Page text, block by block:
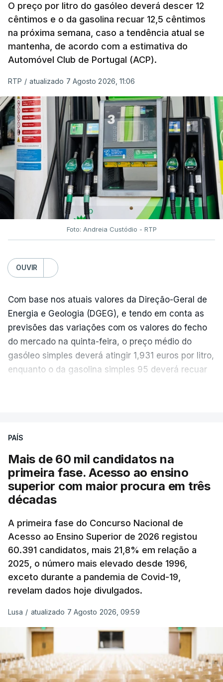
O preço por litro do gasóleo deverá descer 12
cêntimos e o da gasolina recuar 12,5 cêntimos
na próxima semana, caso a tendência atual se
mantenha, de acordo com a estimativa do
Automóvel Club de Portugal (ACP).
RTP / atualizado 7 Agosto 2026, 11:06
Foto: Andreia Custódio - RTP
OUVIR
Com base nos atuais valores da Direção-Geral de
Energia e Geologia (DGEG), e tendo em conta as
previsões das variações com os valores do fecho
do mercado na quinta-feira, o preço médio do
gasóleo simples deverá atingir 1,931 euros por litro,
enquanto o da gasolina simples 95 deverá recuar
evolução das cotações internacionais do petróleo,
posto de abastecimento, a marca e a localização.
A atualização do desconto do Imposto sobre os
Produtos Petrolíferos (ISP) também poderá
O Governo comprometeu-se a aplicar uma redução
extraordinária e temporária no ISP, sempre que se
verifique um aumento do preço dos combustíveis
superior a 10 cêntimos, para mitigar a escalada de
preços.
Depois de uma subida inicial devido à guerra no
Irão, à tensão geopolítica no Médio Oriente e ao
fecho do estreito de Ormuz, os preços dos
combustíveis desceram durante o cessar-fogo
entre Washington e Teerão.
PAÍS
Mais de 60 mil candidatos na
primeira fase. Acesso ao ensino
superior com maior procura em três
décadas
A primeira fase do Concurso Nacional de
Acesso ao Ensino Superior de 2026 registou
60.391 candidatos, mais 21,8% em relação a
2025, o número mais elevado desde 1996,
exceto durante a pandemia de Covid-19,
revelam dados hoje divulgados.
Lusa / atualizado 7 Agosto 2026, 09:59